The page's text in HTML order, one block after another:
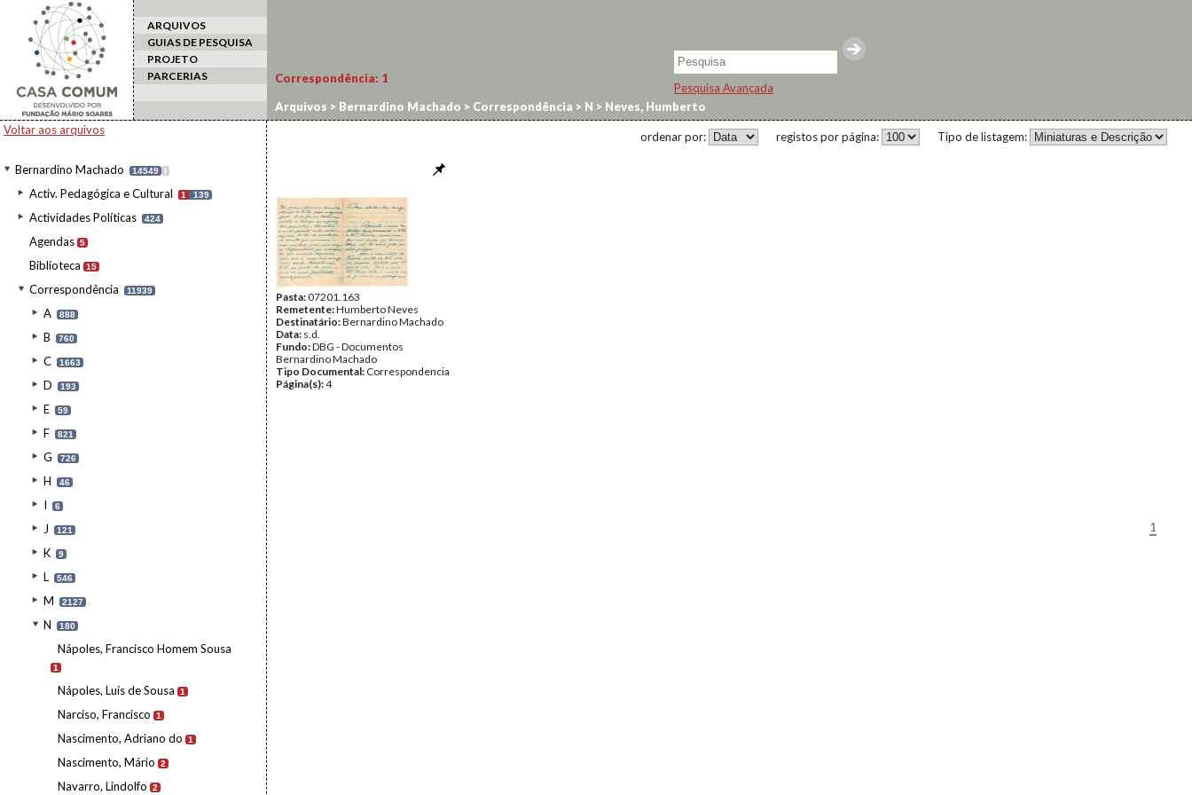
ARQUIVOS
GUIAS DE PESQUISA
PROJETO
PARCERIAS
Pesquisa Avançada
Voltar aos arquivos
Bernardino Machado 14549 I
Activ. Pedagógica e Cultural 1 139
Actividades Políticas 424
Agendas 5
Biblioteca 15
Correspondência 11939
A 888
B 760
C 1663
D 193
E 59
F 821
G 726
H 46
I 6
J 121
K 9
L 546
M 2127
N 180
Nápoles, Francisco Homem Sousa
1
Nápoles, Luís de Sousa 1
Narciso, Francisco 1
Nascimento, Adriano do 1
Nascimento, Mário 2
Navarro, Lindolfo 2
Correspondência: 1
Arquivos > Bernardino Machado > Correspondência > N > Neves, Humberto
Tipo de listagem:
registos por página:
ordenar por:
Pasta:07201.163
Remetente:Humberto Neves
Destinatário:Bernardino Machado
Data: s.d.
Fundo:DBG - Documentos
Bernardino Machado
Tipo Documental: Correspondencia
Página(s):4
1